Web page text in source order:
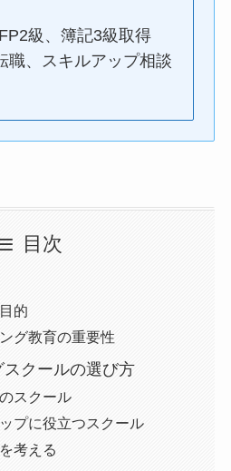
級、簿記3級取得
職、スキルアップ相談
目次
的
グ教育の重要性
クールの選び方
スクール
プに役立つスクール
考える